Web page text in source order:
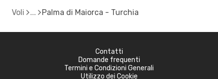
Voli Palma di Maiorca - Turchia
Contatti
Domande frequenti
Termini e Condizioni Generali
Utilizzo dei Cookie